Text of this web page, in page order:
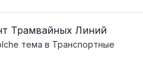
Трамвайных Линий
тема в Транспортные